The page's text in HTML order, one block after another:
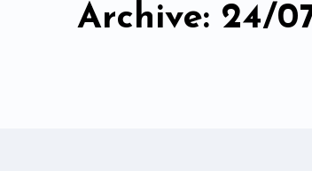
Archive: 24/